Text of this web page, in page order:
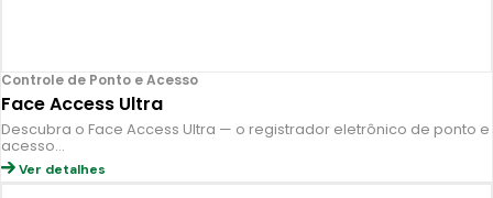
Controle de Ponto e Acesso
Face Access Ultra
Descubra o Face Access Ultra — o registrador eletrônico de ponto e
acesso…
Ver detalhes